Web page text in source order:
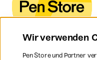
Wir verwenden
Pen Store und Partner